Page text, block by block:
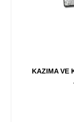
KAZIMA VE